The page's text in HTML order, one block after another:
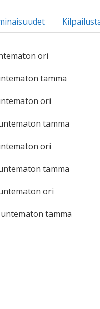
ori
tamma
ori
tamma
ori
tamma
ori
tamma